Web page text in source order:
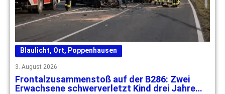
Blaulicht, Ort, Poppenhausen
3. August 2026
Frontalzusammenstoß auf der B286: Zwei
Erwachsene schwerverletzt Kind drei Jahre